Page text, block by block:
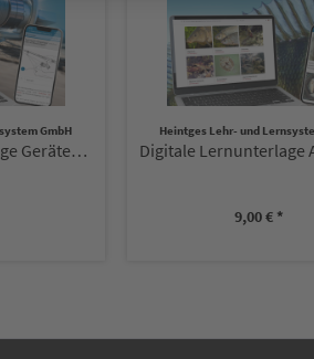
GmbH
Digitale Lernunterlage Gerätekunde
Heintges Lehr- und
9,00 € *